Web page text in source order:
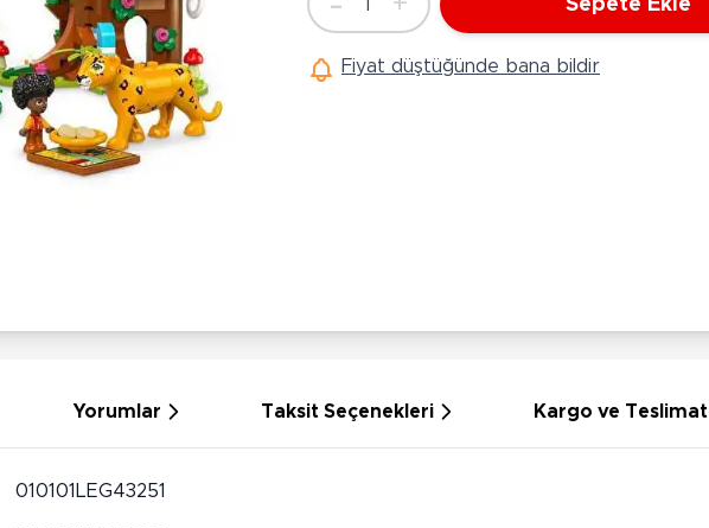
Hobi Oyuncakları
Maketler
Sihirbazlık Setleri
Puzzlelar
Çeşitli Eğlence Oyuncakları
Bebek Araç Gereçleri
Ürünleri
Akülü Araçlar
Bin Git Araçlar
Adet
1 Sepete Ekle
Fiyat düştüğünde bana bildir
Yorumlar Taksit Seçenekleri Kargo ve Teslimat
010101LEG43251